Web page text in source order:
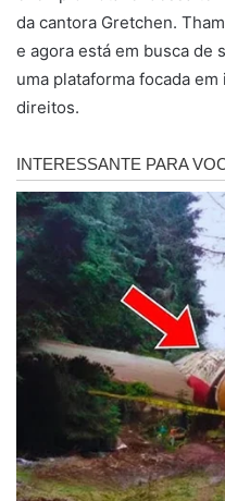
da cantora Gretchen.
e agora está em busca de
uma plataforma focada
direitos.